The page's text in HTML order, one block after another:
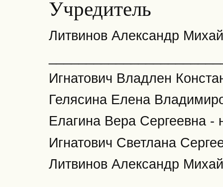
Учредитель
Литвинов Александр
Игнатович Владлен
Гелясина Елена
Елагина Вера Сергеевна -
Игнатович Светлана
Литвинов Александр